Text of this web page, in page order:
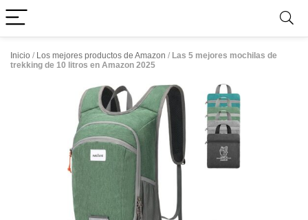
Inicio / Los mejores productos de Amazon / Las 5 mejores mochilas de
trekking de 10 litros en Amazon 2025